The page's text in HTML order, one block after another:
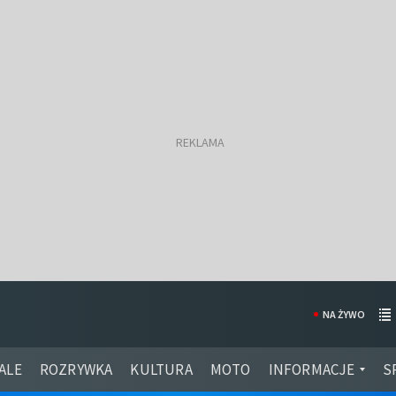
ROZRYWKA KULTURA MOTO INFORMACJE
NA ŻYWO